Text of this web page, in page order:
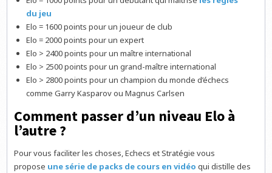
du jeu
Elo = 1600 points pour un joueur de club
Elo = 2000 points pour un expert
Elo > 2400 points pour un maître international
Elo > 2500 points pour un grand-maître international
Elo > 2800 points pour un champion du monde d’échecs
comme Garry Kasparov ou Magnus Carlsen
Comment passer d’un niveau Elo à
l’autre ?
Pour vous faciliter les choses, Echecs et Stratégie vous
propose une série de packs de cours en vidéo qui distille des